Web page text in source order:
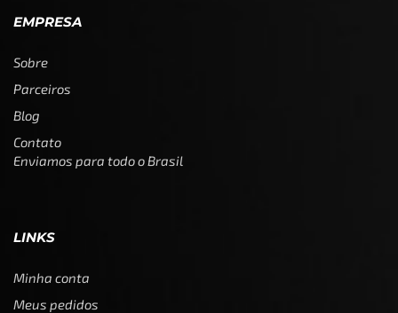
EMPRESA
Sobre
Parceiros
Blog
Contato
Enviamos para todo o Brasil
LINKS
Minha conta
Meus pedidos